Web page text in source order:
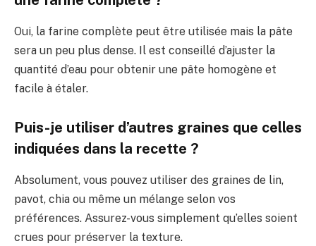
Oui, la farine complète peut être utilisée mais la pâte
sera un peu plus dense. Il est conseillé d’ajuster la
quantité d’eau pour obtenir une pâte homogène et
facile à étaler.
Puis-je utiliser d’autres graines que celles
indiquées dans la recette ?
Absolument, vous pouvez utiliser des graines de lin,
pavot, chia ou même un mélange selon vos
préférences. Assurez-vous simplement qu’elles soient
crues pour préserver la texture.